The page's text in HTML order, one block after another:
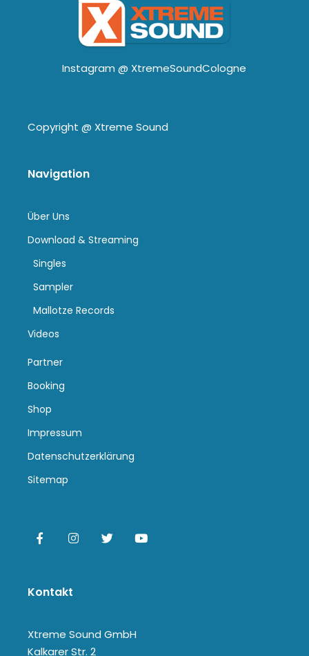
Instagram @ XtremeSoundCologne
Copyright @ Xtreme Sound
Navigation
Über Uns
Download & Streaming
Singles
Sampler
Mallotze Records
Videos
Partner
Booking
Shop
Impressum
Datenschutzerklärung
Sitemap
Kontakt
Xtreme Sound GmbH
Kalkarer Str. 2